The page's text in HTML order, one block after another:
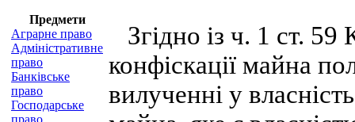
Предмети
Аграрне право
Адміністративне
право
Банківське
право
Господарське
право
Згідно із ч. 1 ст.
конфіскації майна
вилученні у